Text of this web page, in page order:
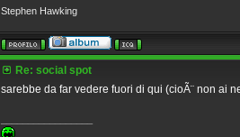
Stephen Hawking
Re: social spot
sarebbe da far vedere fuori di qui (cioÃ¨ non ai